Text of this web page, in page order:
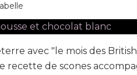
avec "le mois des
recette de scones